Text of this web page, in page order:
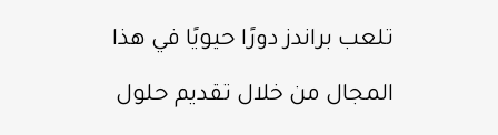
تلعب براندز دورًا حيويًا في هذا
المجال من خلال تقديم حلول